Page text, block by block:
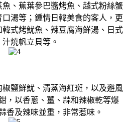
、蕉葉參巴醬烤魚、越式粉絲蟹
湯等；鍾情日韓美食的客人，更
式烤魷魚、辣豆腐海鮮湯、日式
燒帆立貝等。
鹽鮮魷、清蒸海紅斑，以及避風
，以香蔥、薑、蒜和辣椒乾等爆
香及辣味並重，非常惹味。